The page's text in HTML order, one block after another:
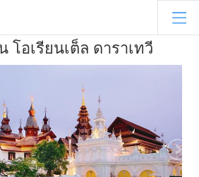
อเรียนเต็ล ดาราเทวี